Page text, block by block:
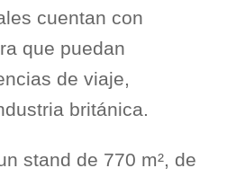
cuentan con
que puedan
de viaje,
británica.
stand de 770 m², de